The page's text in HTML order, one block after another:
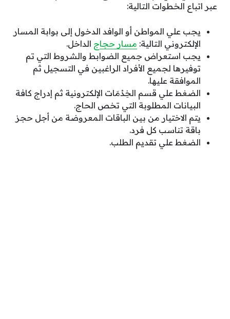
عبر اتباع الخطوات التالية:
يجب علي المواطن أو الوافد الدخول إلى بوابة المسار
الإلكتروني التالية: مسار حجاج الداخل.
يجب استعراض جميع الضوابط والشروط التي تم
توفيرها لجميع الأفراد الراغبين في التسجيل ثم
الموافقة عليها.
الضغط علي قسم الخِدْمَات الإلكترونية ثم إدراج كافة
البيانات المطلوبة التي تخص الحاج.
يتم الاختيار من بين الباقات المعروضة من أجل حجز
باقة تناسب كل فرد.
الضغط علي تقديم الطلب.